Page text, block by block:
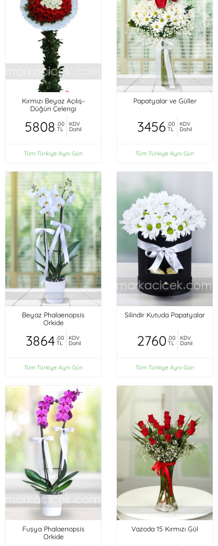
Kırmızı Beyaz Açılış-
Düğün Çelengi
5808 ,00
TL
KDV
Dahil
Tüm Türkiye Aynı Gün
Papatyalar ve Güller
3456 ,00
TL
KDV
Dahil
Tüm Türkiye Aynı Gün
Beyaz Phalaenopsis
Orkide
3864 ,00
TL
KDV
Dahil
Tüm Türkiye Aynı Gün
Silindir Kutuda Papatyalar
2760 ,00
TL
KDV
Dahil
Tüm Türkiye Aynı Gün
Fuşya Phalaenopsis
Orkide
Vazoda 15 Kırmızı Gül